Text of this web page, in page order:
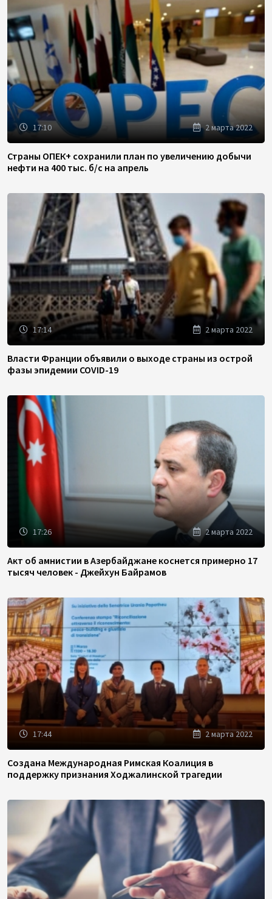
17:10 2 марта 2022
Страны ОПЕК+ сохранили план по увеличению добычи
нефти на 400 тыс. б/с на апрель
17:14 2 марта 2022
Власти Франции объявили о выходе страны из острой
фазы эпидемии COVID-19
17:26 2 марта 2022
Акт об амнистии в Азербайджане коснется примерно 17
тысяч человек - Джейхун Байрамов
17:44 2 марта 2022
Создана Международная Римская Коалиция в
поддержку признания Ходжалинской трагедии